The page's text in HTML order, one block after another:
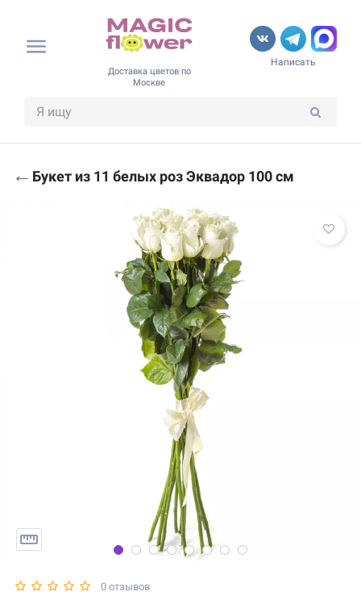
Доставка цветов по
Москве
Написать
← Букет из 11 белых роз Эквадор 100 см
0 отзывов